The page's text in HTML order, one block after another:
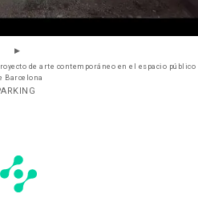
de arte contemporáneo en el espacio público
Barcelona